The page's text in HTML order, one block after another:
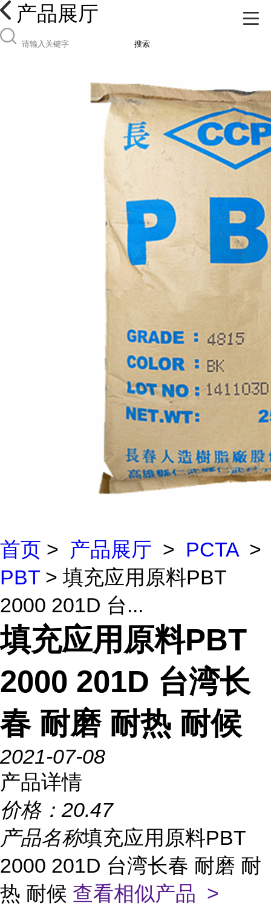
产品展厅
搜索
首页 > 产品展厅 > PCTA>
PBT > 填充应用原料PBT
2000 201D 台...
填充应用原料PBT
2000 201D 台湾长
春 耐磨 耐热 耐候
2021-07-08
产品详情
价格： 20.47
产品名称填充应用原料PBT
2000 201D 台湾长春 耐磨 耐
热 耐候 查看相似产品 >